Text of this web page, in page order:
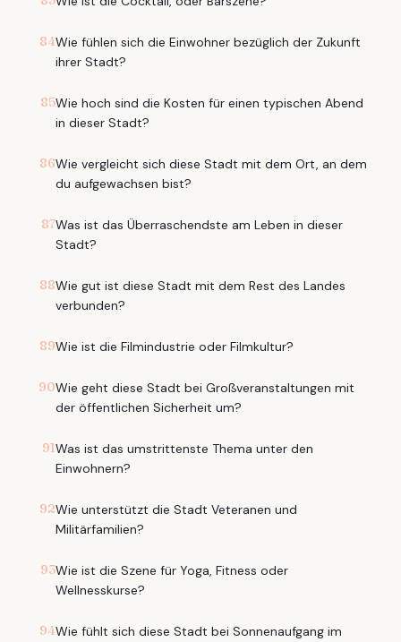
84Wie fühlen sich die Einwohner bezüglich der Zukunft
ihrer Stadt?
85Wie hoch sind die Kosten für einen typischen Abend
in dieser Stadt?
86Wie vergleicht sich diese Stadt mit dem Ort, an dem
du aufgewachsen bist?
87Was ist das Überraschendste am Leben in dieser
Stadt?
88Wie gut ist diese Stadt mit dem Rest des Landes
verbunden?
89Wie ist die Filmindustrie oder Filmkultur?
90Wie geht diese Stadt bei Großveranstaltungen mit
der öffentlichen Sicherheit um?
91Was ist das umstrittenste Thema unter den
Einwohnern?
92Wie unterstützt die Stadt Veteranen und
Militärfamilien?
93Wie ist die Szene für Yoga, Fitness oder
Wellnesskurse?
94Wie fühlt sich diese Stadt bei Sonnenaufgang im